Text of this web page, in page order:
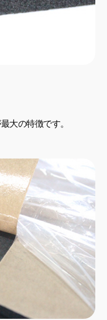
大の特徴です。